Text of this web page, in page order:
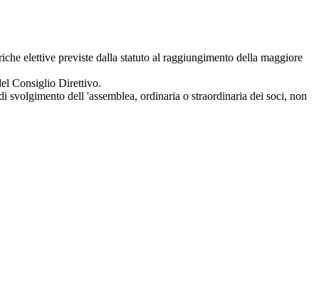
elettive previste dalla statuto al raggiungimento della maggiore
Consiglio Direttivo.
dell 'assemblea, ordinaria o straordinaria dei soci, non